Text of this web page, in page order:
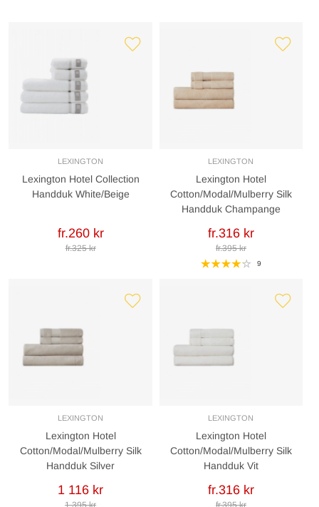
LEXINGTON
Lexington Hotel Collection
Handduk White/Beige
fr.260 kr
fr.325 kr
LEXINGTON
Lexington Hotel
Cotton/Modal/Mulberry Silk
Handduk Champange
fr.316 kr
fr.395 kr
9
LEXINGTON
Lexington Hotel
Cotton/Modal/Mulberry Silk
Handduk Silver
1 116 kr
1 395 kr
LEXINGTON
Lexington Hotel
Cotton/Modal/Mulberry Silk
Handduk Vit
fr.316 kr
fr.395 kr